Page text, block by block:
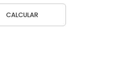
CALCULAR